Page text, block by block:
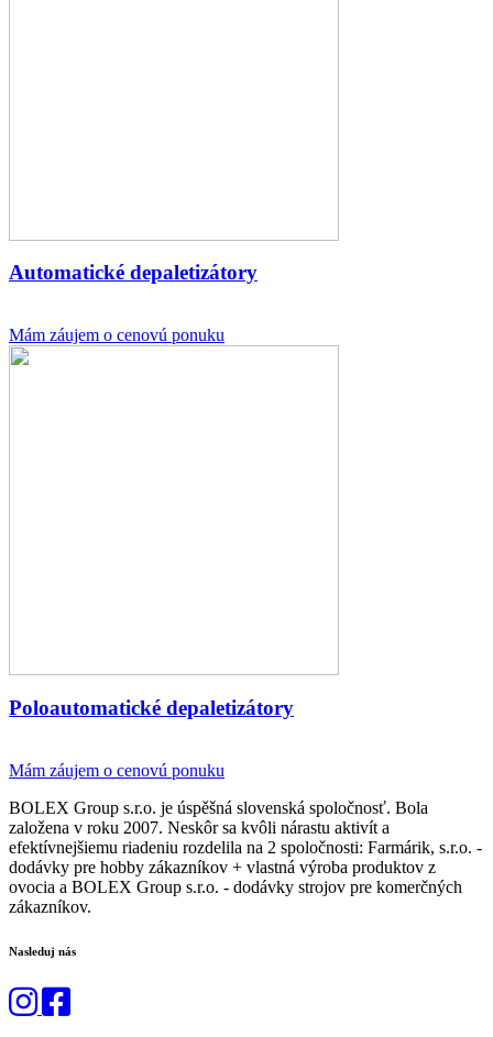
Automatické depaletizátory
Mám záujem o cenovú ponuku
Poloautomatické depaletizátory
Mám záujem o cenovú ponuku
BOLEX Group s.r.o. je úspěšná slovenská spoločnosť. Bola
založena v roku 2007. Neskôr sa kvôli nárastu aktivít a
efektívnejšiemu riadeniu rozdelila na 2 spoločnosti: Farmárik, s.r.o. -
dodávky pre hobby zákazníkov + vlastná výroba produktov z
ovocia a BOLEX Group s.r.o. - dodávky strojov pre komerčných
zákazníkov.
Nasleduj nás